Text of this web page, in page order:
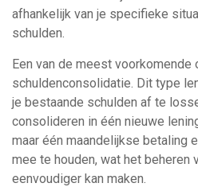
afhankelijk van je specifieke
schulden.
Een van de meest
schuldenconsolidatie. Dit type
je bestaande schulden af te
consolideren in één nieuwe
maar één maandelijkse betaling
mee te houden, wat het beheren
eenvoudiger kan maken.